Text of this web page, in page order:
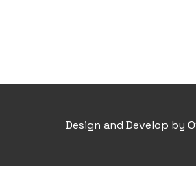
Design and Develop by